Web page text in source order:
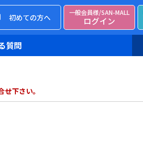
初めての方へ
一般会員様/SAN-MALL
ログイン
質問
下さい。